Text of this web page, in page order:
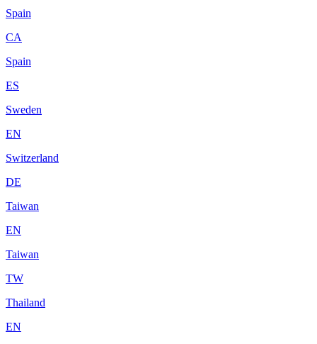
Spain
CA
Spain
ES
Sweden
EN
Switzerland
DE
Taiwan
EN
Taiwan
TW
Thailand
EN